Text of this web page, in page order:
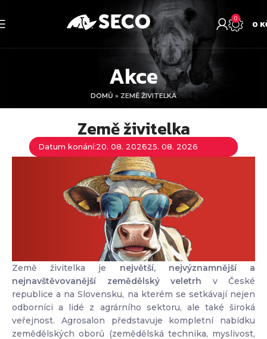
0
0
Akce
DOMŮ » ZEMĚ ŽIVITELKA
Země živitelka
Datum konání:20. 08. 202625. 08. 2026
Země živitelka je největší, nejvýznamnější a
nejnavštěvovanější zemědělský veletrh v České
republice a na Slovensku, na kterém se setkávají nejen
odborníci a lidé z agrárního sektoru, ale také široká
veřejnost. Agrosalon představuje kompletní nabídku
zemědělských oborů (zemědělská technika, myslivost,